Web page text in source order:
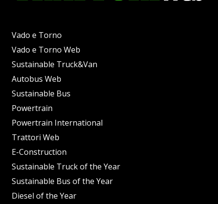
Vado e Torno
Vado e Torno Web
Sustainable Truck&Van
Autobus Web
Sustainable Bus
Powertrain
Powertrain International
Trattori Web
E-Construction
Sustainable Truck of the Year
Sustainable Bus of the Year
Diesel of the Year